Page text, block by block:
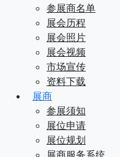
参展商名单
展会历程
展会照片
展会视频
市场宣传
资料下载
展商
参展须知
展位申请
展位规划
展商服务系统